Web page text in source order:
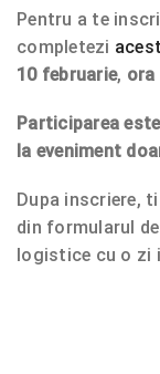
Pentru a te
completezi
10 februarie, ora
Participarea
la eveniment
Dupa inscriere,
din formularul
logistice cu o zi